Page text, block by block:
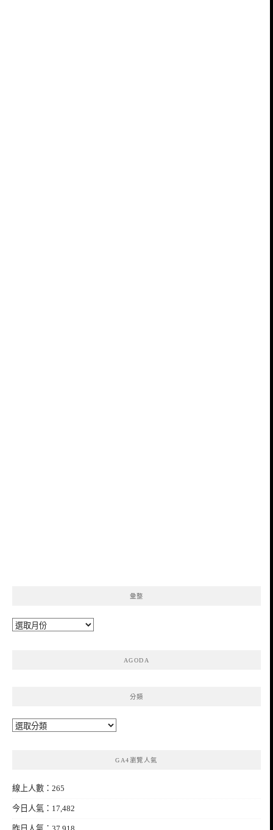
彙整
彙
AGODA
分類
分
GA4瀏覽人氣
線上人數：265
今日人氣：17,482